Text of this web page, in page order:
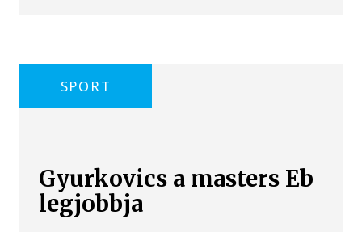
SPORT
Gyurkovics a masters Eb
legjobbja